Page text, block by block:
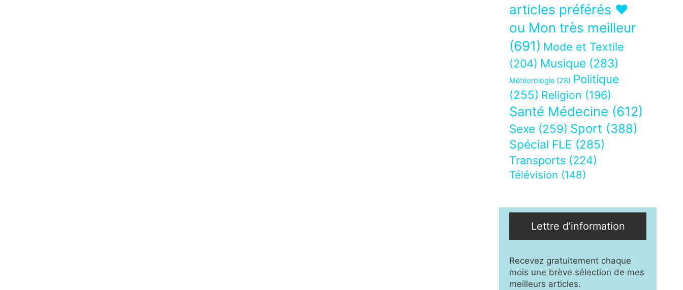
articles préférés ❤
ou Mon très meilleur
(691) Mode et Textile
(204) Musique (283)
Météorologie (28) Politique
(255) Religion (196)
Santé Médecine (612)
Sexe (259) Sport (388)
Spécial FLE (285)
Transports (224)
Télévision (148)
Lettre d’information
Recevez gratuitement chaque
mois une brève sélection de mes
meilleurs articles.